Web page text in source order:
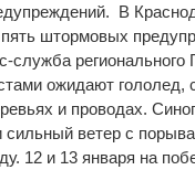
В
штормовых
служба
ожидают гололед,
и проводах.
ветер с
12 и 13 января на